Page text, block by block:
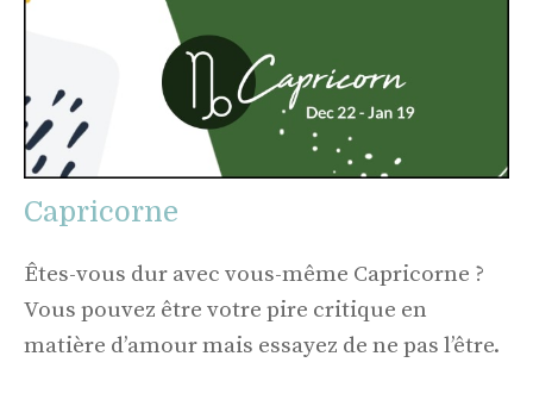
Capricorne
Êtes-vous dur avec vous-même Capricorne ?
Vous pouvez être votre pire critique en
matière d’amour mais essayez de ne pas l’être.